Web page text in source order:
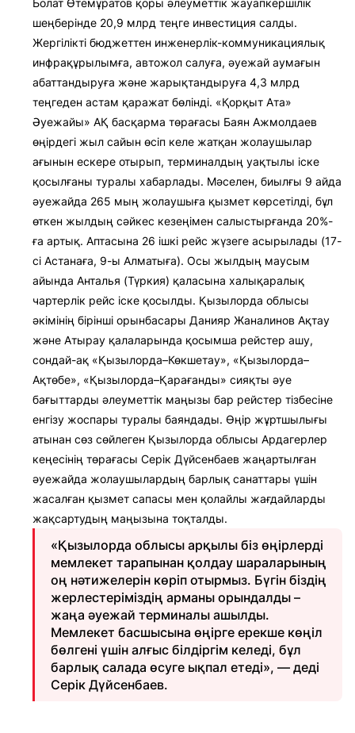
Болат Өтемұратов қоры әлеуметтік жауапкершілік
шеңберінде 20,9 млрд теңге инвестиция салды.
Жергілікті бюджеттен инженерлік-коммуникациялық
инфрақұрылымға, автожол салуға, әуежай аумағын
абаттандыруға және жарықтандыруға 4,3 млрд
теңгеден астам қаражат бөлінді. «Қорқыт Ата»
Әуежайы» АҚ басқарма төрағасы Баян Ажмолдаев
өңірдегі жыл сайын өсіп келе жатқан жолаушылар
ағынын ескере отырып, терминалдың уақтылы іске
қосылғаны туралы хабарлады. Мәселен, биылғы 9 айда
әуежайда 265 мың жолаушыға қызмет көрсетілді, бұл
өткен жылдың сәйкес кезеңімен салыстырғанда 20%-
ға артық. Аптасына 26 ішкі рейс жүзеге асырылады (17-
сі Астанаға, 9-ы Алматыға). Осы жылдың маусым
айында Анталья (Түркия) қаласына халықаралық
чартерлік рейс іске қосылды. Қызылорда облысы
әкімінің бірінші орынбасары Данияр Жаналинов Ақтау
және Атырау қалаларында қосымша рейстер ашу,
сондай-ақ «Қызылорда–Көкшетау», «Қызылорда–
Ақтөбе», «Қызылорда–Қарағанды» сияқты әуе
бағыттарды әлеуметтік маңызы бар рейстер тізбесіне
енгізу жоспары туралы баяндады. Өңір жұртшылығы
атынан сөз сөйлеген Қызылорда облысы Ардагерлер
кеңесінің төрағасы Серік Дүйсенбаев жаңартылған
әуежайда жолаушылардың барлық санаттары үшін
жасалған қызмет сапасы мен қолайлы жағдайларды
жақсартудың маңызына тоқталды.
«Қызылорда облысы арқылы біз өңірлерді
мемлекет тарапынан қолдау шараларының
оң нәтижелерін көріп отырмыз. Бүгін біздің
жерлестеріміздің арманы орындалды –
жаңа әуежай терминалы ашылды.
Мемлекет басшысына өңірге ерекше көңіл
бөлгені үшін алғыс білдіргім келеді, бұл
барлық салада өсуге ықпал етеді», — деді
Серік Дүйсенбаев.